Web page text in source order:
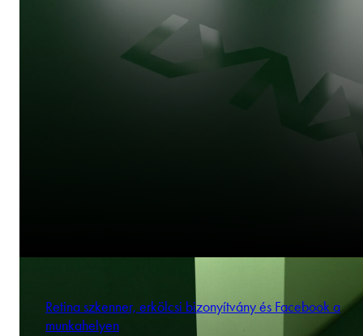
Retina szkenner, erkölcsi bizonyítvány és Facebook a
munkahelyen